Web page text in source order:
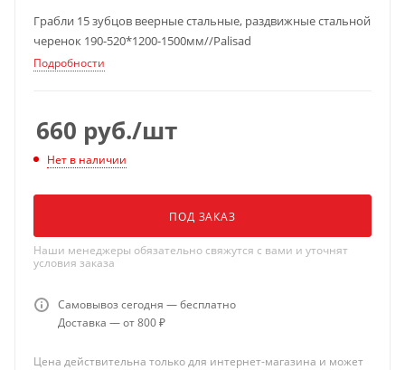
Грабли 15 зубцов веерные стальные, раздвижные стальной
черенок 190-520*1200-1500мм//Palisad
Подробности
660 руб./шт
Нет в наличии
ПОД ЗАКАЗ
Наши менеджеры обязательно свяжутся с вами и уточнят
условия заказа
Самовывоз сегодня — бесплатно
Доставка — от 800 ₽
Цена действительна только для интернет-магазина и может